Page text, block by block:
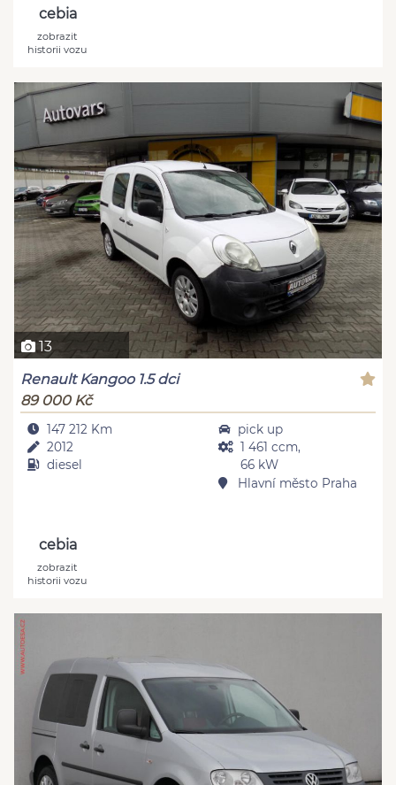
cebia
zobrazit
historii vozu
13
Renault Kangoo 1.5 dci
89 000 Kč
147 212 Km
2012
diesel
pick up
1 461 ccm,
66 kW
Hlavní město Praha
cebia
zobrazit
historii vozu